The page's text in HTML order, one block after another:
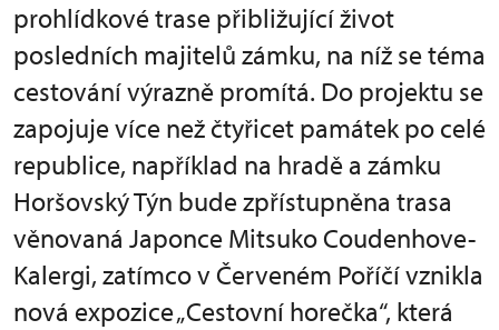
prohlídkové trase přibližující život
posledních majitelů zámku, na níž se téma
cestování výrazně promítá. Do projektu se
zapojuje více než čtyřicet památek po celé
republice, například na hradě a zámku
Horšovský Týn bude zpřístupněna trasa
věnovaná Japonce Mitsuko Coudenhove-
Kalergi, zatímco v Červeném Poříčí vznikla
nová expozice „Cestovní horečka“, která